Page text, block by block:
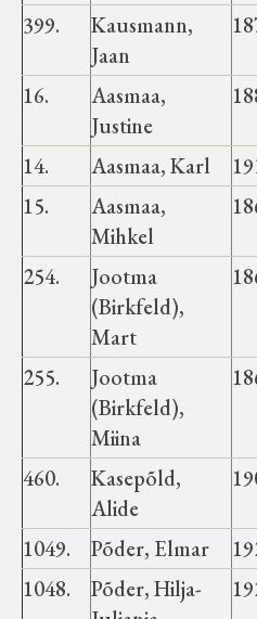
399.
Kausmann,
Jaan
16.
Aasmaa,
Justine
14. Aasmaa, Karl
15.
Aasmaa,
Mihkel
254.
Jootma
(Birkfeld),
Mart
255.
Jootma
(Birkfeld),
Miina
460.
Kasepõld,
Alide
1049. Põder, Elmar
1048.
Põder, Hilja-